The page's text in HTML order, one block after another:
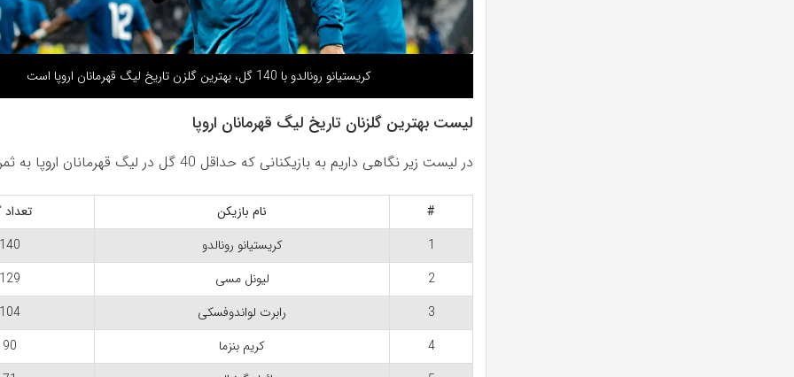
کریستیانو رونالدو با 140 گل، بهترین گلزن تاریخ لیگ قهرمانان اروپا است
لیست بهترین گلزنان تاریخ لیگ قهرمانان اروپا
در لیست زیر نگاهی داریم به بازیکنانی که حداقل 40 گل در لیگ قهرمانان اروپا به ثمر رسانده اند.
# نام بازیکن
1
کریستیانو رونالدو
2
لیونل مسی
3
رابرت لواندوفسکی
4
کریم بنزما
90